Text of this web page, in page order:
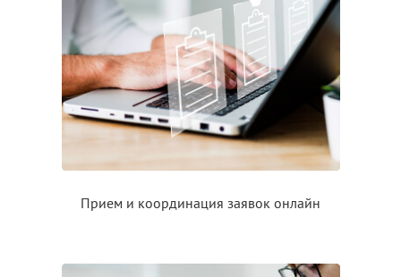
Прием и координация заявок онлайн